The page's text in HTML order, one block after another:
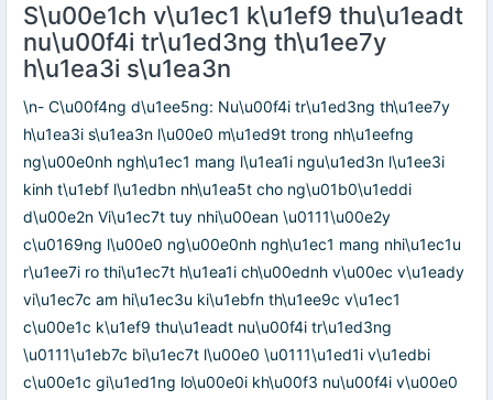
S\u00e1ch v\u1ec1 k\u1ef9 thu\u1eadt
nu\u00f4i tr\u1ed3ng th\u1ee7y
h\u1ea3i s\u1ea3n
\n- C\u00f4ng d\u1ee5ng: Nu\u00f4i tr\u1ed3ng th\u1ee7y
h\u1ea3i s\u1ea3n l\u00e0 m\u1ed9t trong nh\u1eefng
ng\u00e0nh ngh\u1ec1 mang l\u1ea1i ngu\u1ed3n l\u1ee3i
kinh t\u1ebf l\u1edbn nh\u1ea5t cho ng\u01b0\u1eddi
d\u00e2n Vi\u1ec7t tuy nhi\u00ean \u0111\u00e2y
c\u0169ng l\u00e0 ng\u00e0nh ngh\u1ec1 mang nhi\u1ec1u
r\u1ee7i ro thi\u1ec7t h\u1ea1i ch\u00ednh v\u00ec v\u1eady
vi\u1ec7c am hi\u1ec3u ki\u1ebfn th\u1ee9c v\u1ec1
c\u00e1c k\u1ef9 thu\u1eadt nu\u00f4i tr\u1ed3ng
\u0111\u1eb7c bi\u1ec7t l\u00e0 \u0111\u1ed1i v\u1edbi
c\u00e1c gi\u1ed1ng lo\u00e0i kh\u00f3 nu\u00f4i v\u00e0